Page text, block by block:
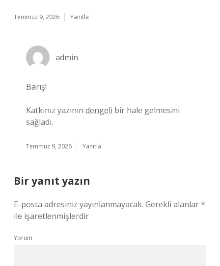
Temmuz 9, 2026 Yanıtla
admin
Barış!
Katkınız yazının dengeli bir hale gelmesini
sağladı.
Temmuz 9, 2026 Yanıtla
Bir yanıt yazın
E-posta adresiniz yayınlanmayacak. Gerekli alanlar*
ile işaretlenmişlerdir
Yorum